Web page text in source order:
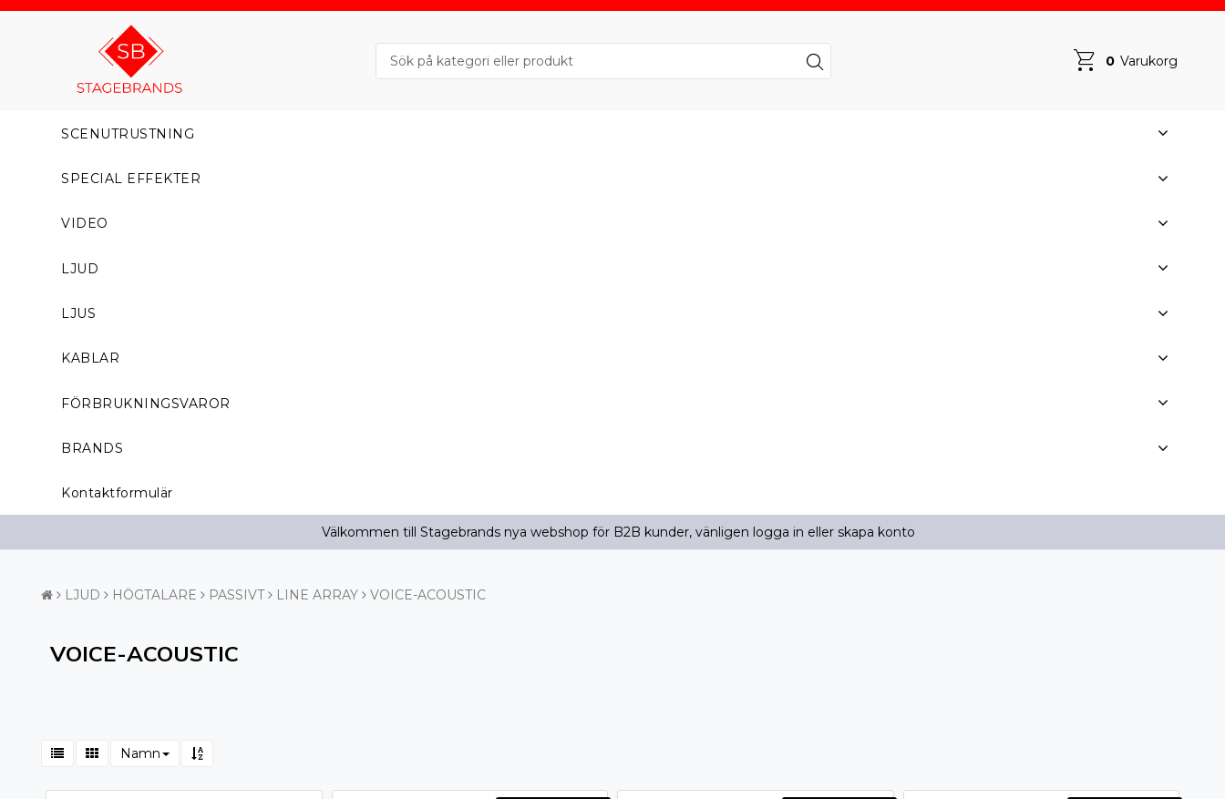
0 Varukorg
SCENUTRUSTNING
SPECIAL EFFEKTER
VIDEO
LJUD
LJUS
KABLAR
FÖRBRUKNINGSVAROR
BRANDS
Kontaktformulär
Välkommen till Stagebrands nya webshop för B2B kunder, vänligen logga in eller skapa konto
LJUD HÖGTALARE PASSIVT LINE ARRAY VOICE-ACOUSTIC
VOICE-ACOUSTIC
Namn